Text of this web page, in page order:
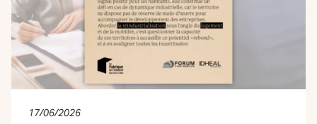
17/06/2026